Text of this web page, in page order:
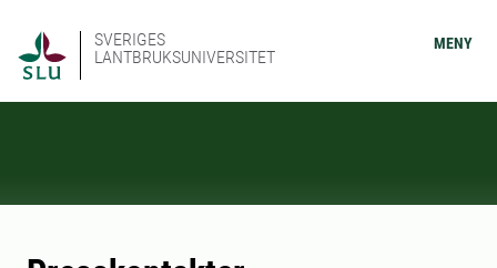
SVERIGES
LANTBRUKSUNIVERSITET
MENY